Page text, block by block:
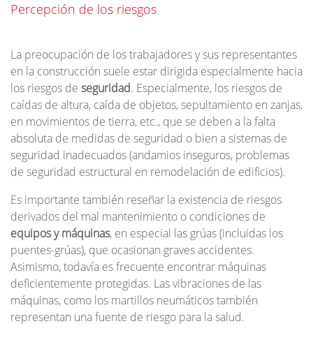
Percepción de los riesgos
La preocupación de los trabajadores y sus representantes
en la construcción suele estar dirigida especialmente hacia
los riesgos de seguridad. Especialmente, los riesgos de
caídas de altura, caída de objetos, sepultamiento en zanjas,
en movimientos de tierra, etc., que se deben a la falta
absoluta de medidas de seguridad o bien a sistemas de
seguridad inadecuados (andamios inseguros, problemas
de seguridad estructural en remodelación de edificios).
Es importante también reseñar la existencia de riesgos
derivados del mal mantenimiento o condiciones de
equipos y máquinas, en especial las grúas (incluidas los
puentes-grúas), que ocasionan graves accidentes.
Asimismo, todavía es frecuente encontrar máquinas
deficientemente protegidas. Las vibraciones de las
máquinas, como los martillos neumáticos también
representan una fuente de riesgo para la salud.